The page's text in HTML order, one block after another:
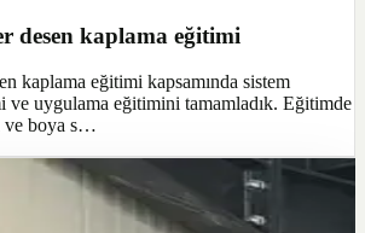
desen kaplama eğitimi
kaplama eğitimi kapsamında sistem
ve uygulama eğitimini tamamladık. Eğitimde
ve boya s…